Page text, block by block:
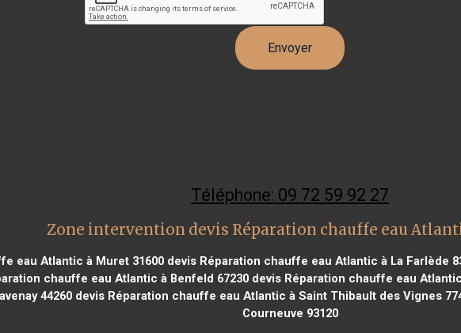
Téléphone: 09 72 59 92 27
Zone intervention devis Réparation chauffe eau
eau Atlantic à Muret 31600 devis Réparation chauffe eau Atlantic à La Farlède
chauffe eau Atlantic à Benfeld 67230devis Réparation chauffe eau
44260devis Réparation chauffe eau Atlantic à Saint Thibault des Vignes
Courneuve 93120